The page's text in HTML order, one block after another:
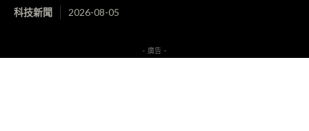
科技新聞 2026-08-05
- 廣告 -